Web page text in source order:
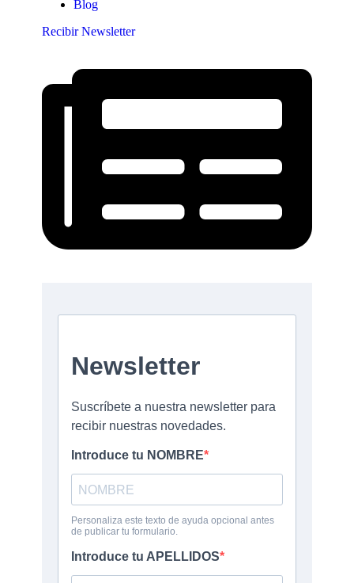
Blog
Recibir Newsletter